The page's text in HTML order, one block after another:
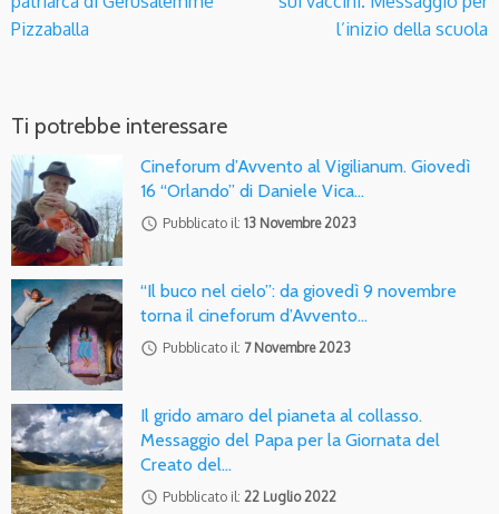
Pizzaballa
l’inizio della scuola
Ti potrebbe interessare
Cineforum d’Avvento al Vigilianum. Giovedì
16 “Orlando” di Daniele Vica…
access_time Pubblicato il: 13 Novembre 2023
“Il buco nel cielo”: da giovedì 9 novembre
torna il cineforum d’Avvento…
access_time Pubblicato il: 7 Novembre 2023
Il grido amaro del pianeta al collasso.
Messaggio del Papa per la Giornata del
Creato del…
access_time Pubblicato il: 22 Luglio 2022